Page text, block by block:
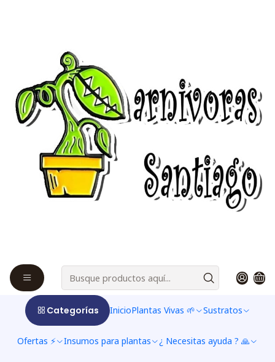
Categorías InicioPlantas Vivas 🌱 Sustratos
Ofertas ⚡ Insumos para plantas ¿ Necesitas ayuda ? 🙏
Como sembrar semillas?
A continuación te explicare
como germinar tus semillas
paso a paso.
Para empezar, si adquiriste nuestros kit de cultivos
en nuestra pagina web, trabajamos con turba rubia
turba, turba con perlita o arena, también esta la
opción del musgo sphagnum. 😎